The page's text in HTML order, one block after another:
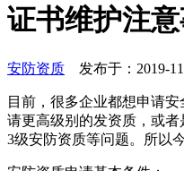
证书维护注
安防资质 发布于：2019-
目前，很多企业都想申请
请更高级别的发资质，或
3级安防资质等问题。所以